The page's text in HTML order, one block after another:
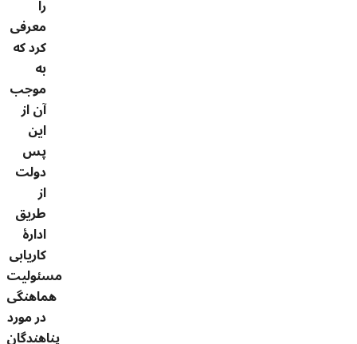
را
معرفی
کرد که
به
موجب
آن از
این
پس
دولت
از
طریق
ادارۀ
کاریابی
مسئولیت
هماهنگی
در مورد
پناهندگان